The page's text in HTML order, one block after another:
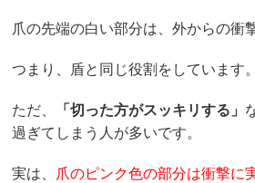
爪の先端の白い部分は、外からの衝
つまり、盾と同じ役割をしています。
ただ、 「切った方がスッキリする」
過ぎてしまう人が多いです。
実は、 爪のピンク色の部分は衝撃に